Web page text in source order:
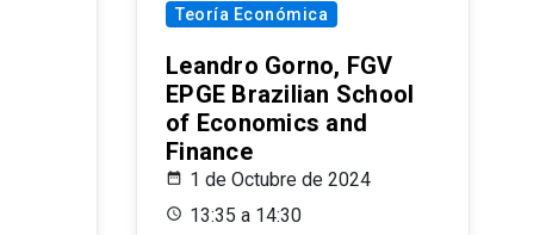
Teoría Económica
Leandro Gorno, FGV
EPGE Brazilian School
of Economics and
Finance
1 de Octubre de 2024
13:35 a 14:30